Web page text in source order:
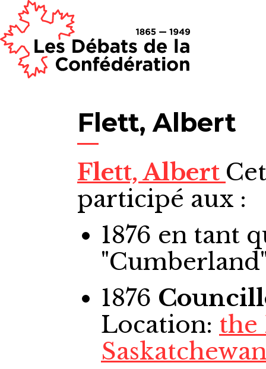
Flett, Albert
Flett, Albert
participé aux :
1876 en tant
1876
Location: the